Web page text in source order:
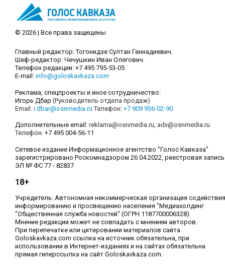
© 2026 | Все права защищены
Главный редактор: Тогонидзе Султан Геннадиевич.
Шеф-редактор: Чечушкин Иван Олегович.
Телефон редакции: +7 495 795-53-05
E-mail: info@goloskavkaza.com
Реклама, спецпроекты и иное сотрудничество:
Игорь Дбар (Руководитель отдела продаж)
Email: i.dbar@osnmedia.ru Телефон: +7 909 936-02-90
Дополнительные email: reklama@osnmedia.ru, adv@osnmedia.ru
Телефон: +7 495 004-56-11
Сетевое издание Информационное агентство "Голос Кавказа"
зарегистрировано Роскомнадзором 26.04.2022, реестровая запись
ЭЛ № ФС 77 - 82837
18+
Учредитель: Автономная некоммерческая организация содействия
информированию и просвещению населения "Медиахолдинг
"Общественная служба новостей" (ОГРН 1187700006328).
Мнение редакции может не совпадать с мнением авторов.
При перепечатке или цитировании материалов сайта
Goloskavkaza.com ссылка на источник обязательна, при
использовании в Интернет-изданиях и на сайтах обязательна
прямая гиперссылка на сайт Goloskavkaza.com.